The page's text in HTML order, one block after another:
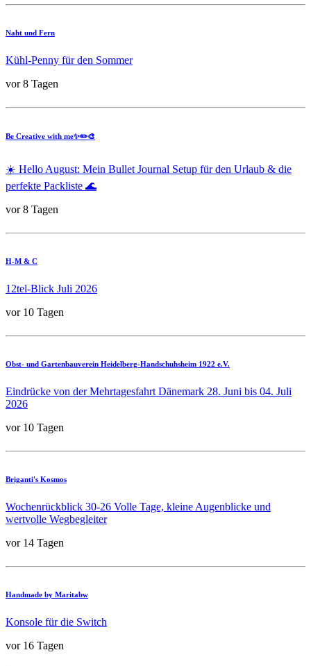
Naht und Fern
Kühl-Penny für den Sommer
vor 8 Tagen
Be Creative with me✨✏️🎨
☀️ Hello August: Mein Bullet Journal Setup für den Urlaub & die
perfekte Packliste 🌊
vor 8 Tagen
H-M & C
12tel-Blick Juli 2026
vor 10 Tagen
Obst- und Gartenbauverein Heidelberg-Handschuhsheim 1922 e.V.
Eindrücke von der Mehrtagesfahrt Dänemark 28. Juni bis 04. Juli
2026
vor 10 Tagen
Briganti's Kosmos
Wochenrückblick 30-26 Volle Tage, kleine Augenblicke und
wertvolle Wegbegleiter
vor 14 Tagen
Handmade by Maritabw
Konsole für die Switch
vor 16 Tagen